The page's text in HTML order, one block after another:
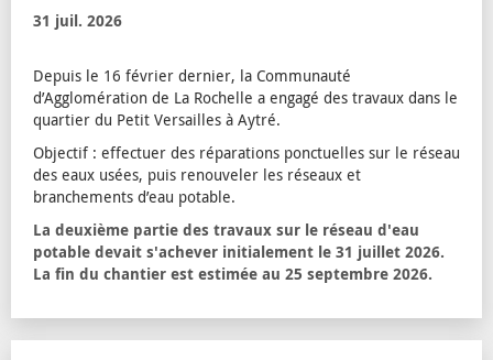
31 juil. 2026
Depuis le 16 février dernier, la Communauté
d’Agglomération de La Rochelle a engagé des travaux dans le
quartier du Petit Versailles à Aytré.
Objectif : effectuer des réparations ponctuelles sur le réseau
des eaux usées, puis renouveler les réseaux et
branchements d’eau potable.
La deuxième partie des travaux sur le réseau d'eau
potable devait s'achever initialement le 31 juillet 2026.
La fin du chantier est estimée au 25 septembre 2026.